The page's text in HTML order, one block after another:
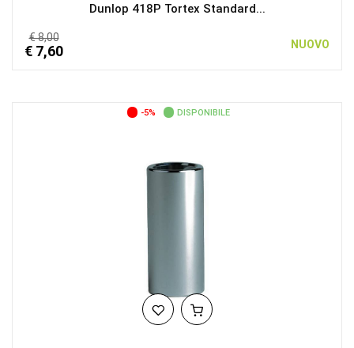
Dunlop 418P Tortex Standard...
€ 8,00
€ 7,60 NUOVO
-5% DISPONIBILE